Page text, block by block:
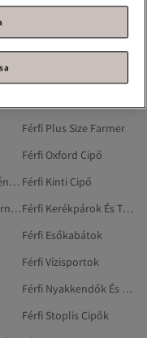
Férfi Galléros Pólók
Férfi Plus Size Farmer
Férfi Oxford Cipő
Férfi Plus Size Mellények Férfi Kinti Cipő
Férfi Plus Size Fehérnemű
Férfi Kerékpárok És Tartozékok
Férfi Esőkabátok
Férfi Vízisportok
Férfi Nyakkendők És Csokornyakkendők
Férfi Stoplis Cipők